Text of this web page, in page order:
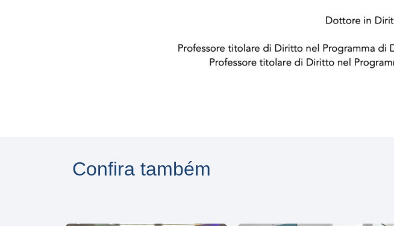
Confira também